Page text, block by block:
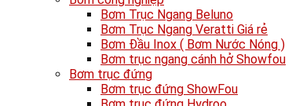
Bơm Trục Ngang Beluno
Bơm Trục Ngang Veratti Giá rẻ
Bơm Đầu Inox ( Bơm Nước Nóng )
Bơm trục ngang cánh hở Showfou
Bơm trục đứng
Bơm trục đứng ShowFou